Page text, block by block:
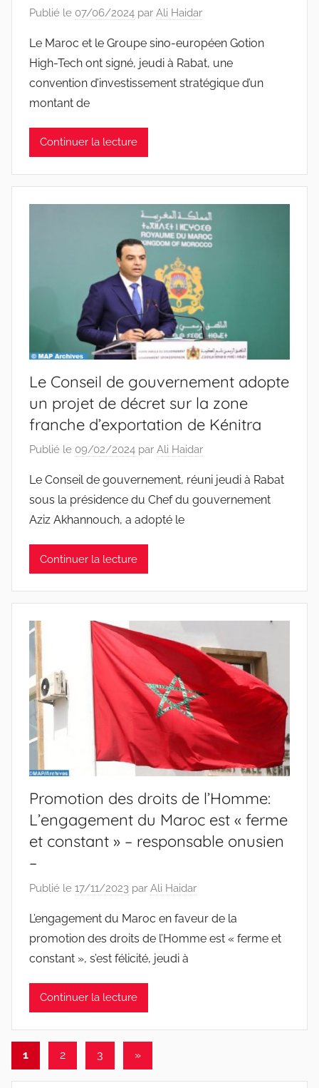
Publié le 07/06/2024 par Ali Haidar
Le Maroc et le Groupe sino-européen Gotion
High-Tech ont signé, jeudi à Rabat, une
convention d’investissement stratégique d’un
montant de
Continuer la lecture
Le Conseil de gouvernement adopte
un projet de décret sur la zone
franche d’exportation de Kénitra
Publié le 09/02/2024 par Ali Haidar
Le Conseil de gouvernement, réuni jeudi à Rabat
sous la présidence du Chef du gouvernement
Aziz Akhannouch, a adopté le
Continuer la lecture
Promotion des droits de l’Homme:
L’engagement du Maroc est « ferme
et constant » – responsable onusien
–
Publié le 17/11/2023 par Ali Haidar
L’engagement du Maroc en faveur de la
promotion des droits de l’Homme est « ferme et
constant », s’est félicité, jeudi à
Continuer la lecture
Pagination
des
1 2 3
Articles
»